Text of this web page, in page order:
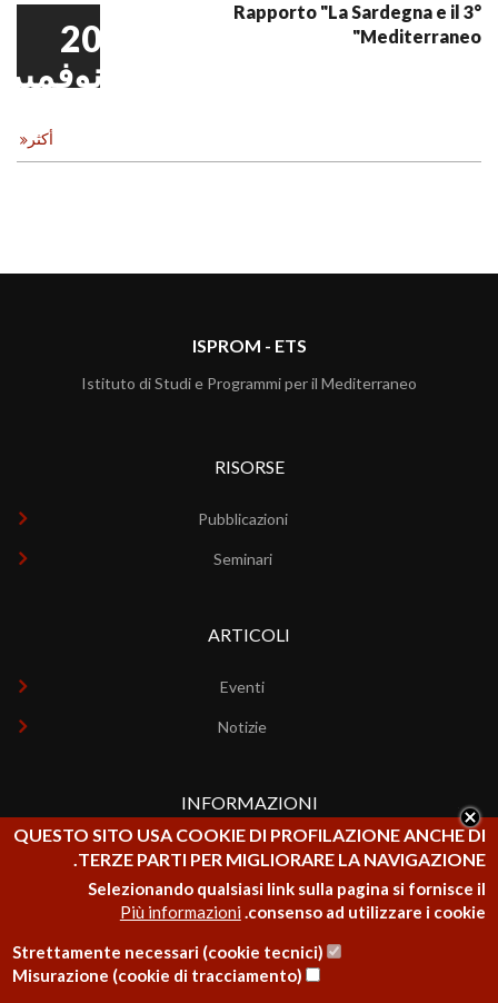
20
نوفمبر
3° Rapporto "La Sardegna e il
Mediterraneo"
أكثر
ISPROM - ETS
Istituto di Studi e Programmi per il Mediterraneo
RISORSE
Pubblicazioni
Seminari
ARTICOLI
Eventi
Notizie
INFORMAZIONI
Chi siamo
Contatti
QUESTO SITO USA COOKIE DI PROFILAZIONE ANCHE DI
TERZE PARTI PER MIGLIORARE LA NAVIGAZIONE.
Selezionando qualsiasi link sulla pagina si fornisce il
consenso ad utilizzare i cookie.
Più informazioni
Strettamente necessari (cookie tecnici)
Misurazione (cookie di tracciamento)